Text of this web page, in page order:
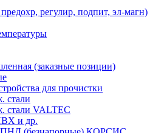
регулир, подпит, эл-магн)
(заказные позиции)
для прочистки
стали
стали VALTEC
и др.